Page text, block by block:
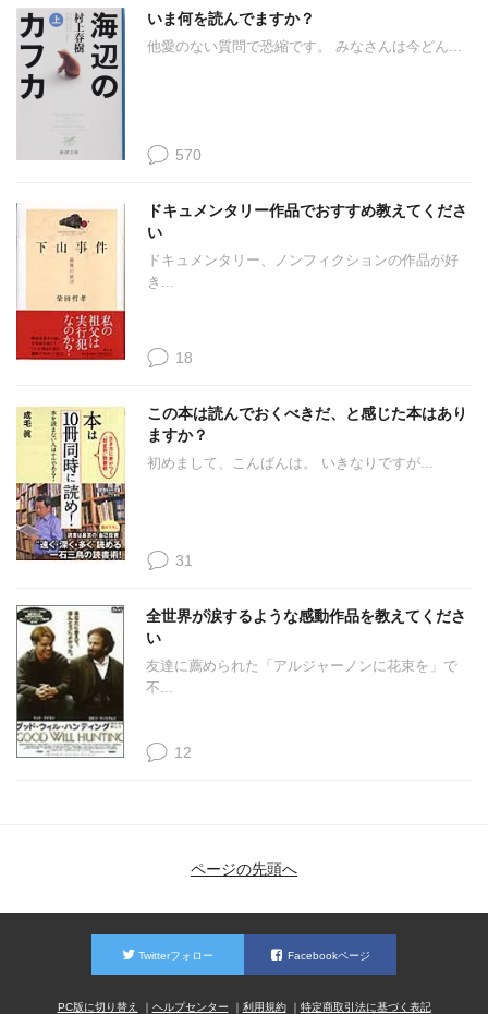
いま何を読んでますか？
他愛のない質問で恐縮です。 みなさんは今どん...
570
ドキュメンタリー作品でおすすめ教えてくださ
い
ドキュメンタリー、ノンフィクションの作品が好
き...
18
この本は読んでおくべきだ、と感じた本はあり
ますか？
初めまして、こんばんは。 いきなりですが...
31
全世界が涙するような感動作品を教えてくださ
い
友達に薦められた「アルジャーノンに花束を」で
不...
12
ページの先頭へ
Twitterフォロー Facebookページ
PC版に切り替え ヘルプセンター 利用規約 特定商取引法に基づく表記